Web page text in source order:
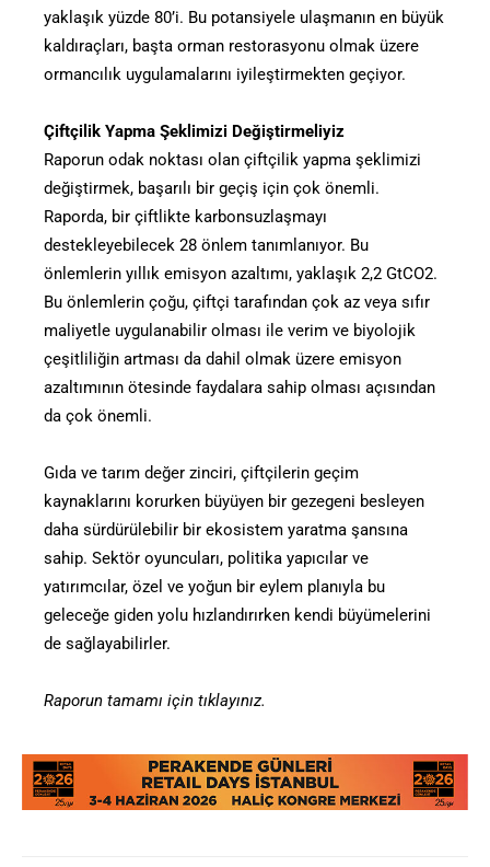
yaklaşık yüzde 80’i. Bu potansiyele ulaşmanın en büyük
kaldıraçları, başta orman restorasyonu olmak üzere
ormancılık uygulamalarını iyileştirmekten geçiyor.
Çiftçilik Yapma Şeklimizi Değiştirmeliyiz
Raporun odak noktası olan çiftçilik yapma şeklimizi
değiştirmek, başarılı bir geçiş için çok önemli.
Raporda, bir çiftlikte karbonsuzlaşmayı
destekleyebilecek 28 önlem tanımlanıyor. Bu
önlemlerin yıllık emisyon azaltımı, yaklaşık 2,2 GtCO2.
Bu önlemlerin çoğu, çiftçi tarafından çok az veya sıfır
maliyetle uygulanabilir olması ile verim ve biyolojik
çeşitliliğin artması da dahil olmak üzere emisyon
azaltımının ötesinde faydalara sahip olması açısından
da çok önemli.
Gıda ve tarım değer zinciri, çiftçilerin geçim
kaynaklarını korurken büyüyen bir gezegeni besleyen
daha sürdürülebilir bir ekosistem yaratma şansına
sahip. Sektör oyuncuları, politika yapıcılar ve
yatırımcılar, özel ve yoğun bir eylem planıyla bu
geleceğe giden yolu hızlandırırken kendi büyümelerini
de sağlayabilirler.
Raporun tamamı için tıklayınız.